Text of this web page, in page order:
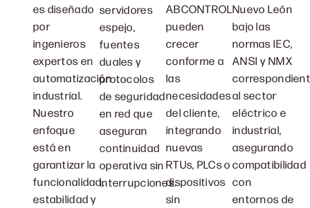
es diseñado
por
ingenieros
expertos en
automatización
industrial.
Nuestro
enfoque
está en
garantizar la
funcionalidad,
estabilidad y
servidores
espejo,
fuentes
duales y
protocolos
de seguridad
en red que
aseguran
continuidad
operativa sin
interrupciones.
ABCONTROL
pueden
crecer
conforme a
las
necesidades
del cliente,
integrando
nuevas
RTUs, PLCs o
dispositivos
sin
Nuevo León
bajo las
normas IEC,
ANSI y NMX
al sector
eléctrico e
industrial,
asegurando
compatibilidad
con
entornos de